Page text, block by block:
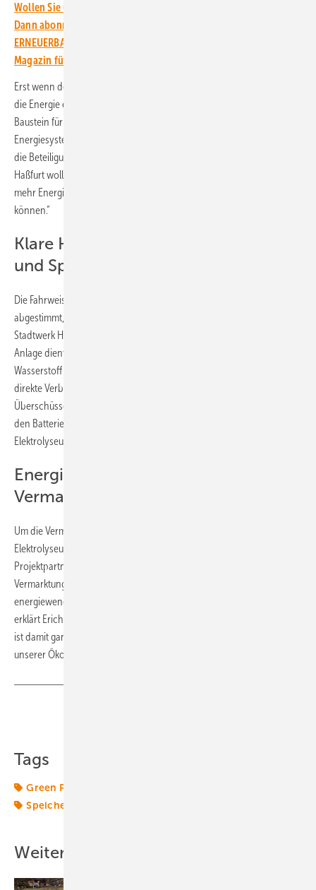
Wollen Sie über die Energiewende auf dem Laufenden bleiben?
Dann abonnieren Sie einfach den kostenlosen Newsletter von
ERNEUERBARE ENERGIEN – dem größten verbandsunabhängigen
Magazin für erneuerbare Energien in Deutschland!
Erst wenn der Verbrauch höher als die Stromproduktion ist, speist er
die Energie ein. „Batteriespeicher sind grundsätzlich ein wichtiger
Baustein für die Energiewende“, begründet Erich Pick, Leiter
Energiesysteme & Technologische Systeme bei Green Planet Energy,
die Beteiligung am Haßfurter Speicher. „Mit dem Großspeicher in
Haßfurt wollen wir unter realen Bedingungen erproben, wie wir noch
mehr Energie aus Wind und Sonne in unser Portfolio integrieren
können.“
Klare Hierarchie der Stromnutzung
und Speicherung
Die Fahrweise des Speichers sei zugleich auf den Elektrolyseur
abgestimmt, den die Hamburger seit 2016 gemeinsam mit dem
Stadtwerk Haßfurt betreiben, gibt Green Planet Energy bekannt. Diese
Anlage dient wiederum dazu, bei Stromüberschuss erneuerbaren
Wasserstoff herzustellen. Allerdings hat aus Effizienzgründen der
direkte Verbrauch des produzierten Ökostroms Vorrang. Wenn
Überschüsse vorhanden sind, werden diese wiederum zunächst in
den Batteriespeicher eingelagert. Erst wenn dieser voll ist, springt der
Elektrolyseur an und produziert Wasserstoff.
Energiewendetaugliche
Vermarktung
Um die Vermarktung der Speicherleistung und die Steuerung des
Elektrolyseurs kümmert sich SE Trade, ein Tochterunternehmen des
Projektpartners Vispiron. „Durch das neuartige Betriebs- und
Vermarktungskonzept kann der Batteriespeicher
energiewendedienlich und wirtschaftlich zugleich genutzt werden“,
erklärt Erich Pick. „Das bringt die Energiewende insgesamt voran und
ist damit ganz im Sinne unserer Kund:innen und der Mitglieder
unserer Ökoenergiegenossenschaft“, betont er. (su)
Tags
Green Planet Energy
Speicher
Weitere Inhalte